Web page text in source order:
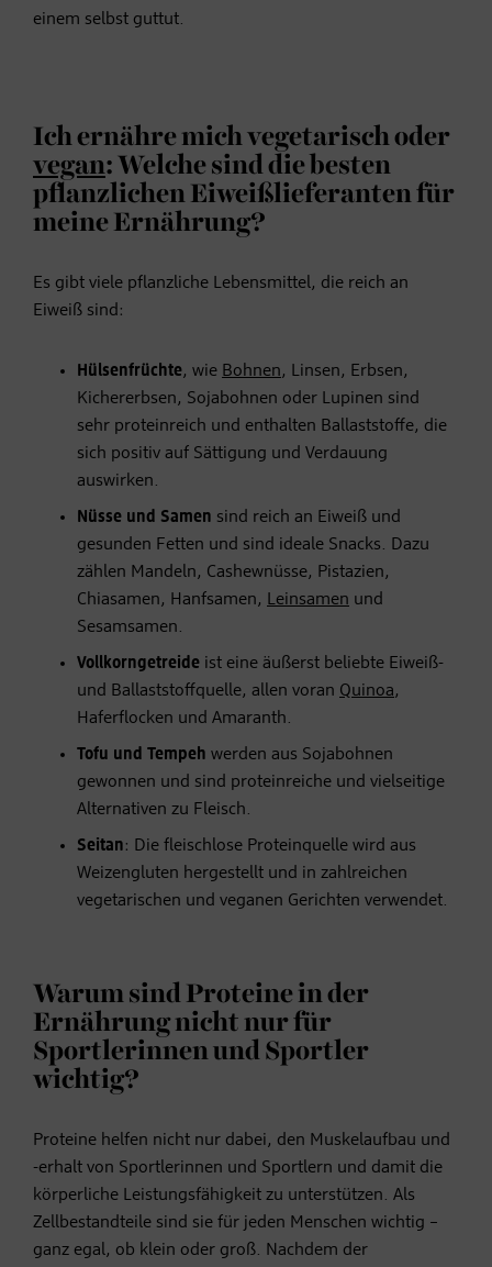
einem selbst guttut.
Ich ernähre mich vegetarisch oder
vegan: Welche sind die besten
pflanzlichen Eiweißlieferanten für
meine Ernährung?
Es gibt viele pflanzliche Lebensmittel, die reich an
Eiweiß sind:
Hülsenfrüchte, wie Bohnen, Linsen, Erbsen,
Kichererbsen, Sojabohnen oder Lupinen sind
sehr proteinreich und enthalten Ballaststoffe, die
sich positiv auf Sättigung und Verdauung
auswirken.
Nüsse und Samen sind reich an Eiweiß und
gesunden Fetten und sind ideale Snacks. Dazu
zählen Mandeln, Cashewnüsse, Pistazien,
Chiasamen, Hanfsamen, Leinsamen und
Sesamsamen.
Vollkorngetreide ist eine äußerst beliebte Eiweiß-
und Ballaststoffquelle, allen voran Quinoa,
Haferflocken und Amaranth.
Tofu und Tempeh werden aus Sojabohnen
gewonnen und sind proteinreiche und vielseitige
Alternativen zu Fleisch.
Seitan: Die fleischlose Proteinquelle wird aus
Weizengluten hergestellt und in zahlreichen
vegetarischen und veganen Gerichten verwendet.
Warum sind Proteine in der
Ernährung nicht nur für
Sportlerinnen und Sportler
wichtig?
Proteine helfen nicht nur dabei, den Muskelaufbau und
-erhalt von Sportlerinnen und Sportlern und damit die
körperliche Leistungsfähigkeit zu unterstützen. Als
Zellbestandteile sind sie für jeden Menschen wichtig –
ganz egal, ob klein oder groß. Nachdem der